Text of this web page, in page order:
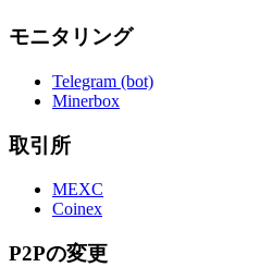
モニタリング
Telegram (bot)
Minerbox
取引所
MEXC
Coinex
P2Pの変更